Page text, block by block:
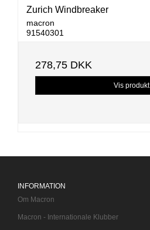
Zurich Windbreaker
macron
91540301
278,75 DKK
Vis produkt
INFORMATION
Om Macron
Macron - Internationale Klubber